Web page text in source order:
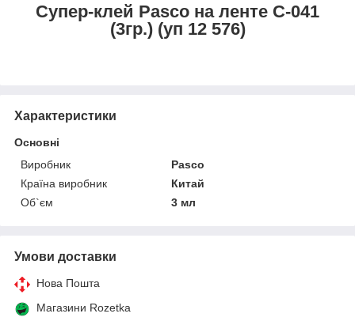
Супер-клей Pasco на ленте C-041
(3гр.) (уп 12 576)
Характеристики
Основні
Виробник
Pasco
Країна виробник
Китай
Об`єм
3 мл
Умови доставки
Нова Пошта
Магазини Rozetka